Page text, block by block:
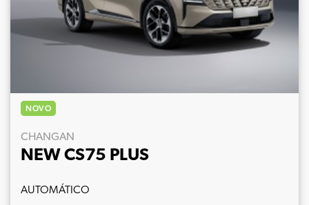
NOVO
CHANGAN
NEW CS75 PLUS
AUTOMÁTICO